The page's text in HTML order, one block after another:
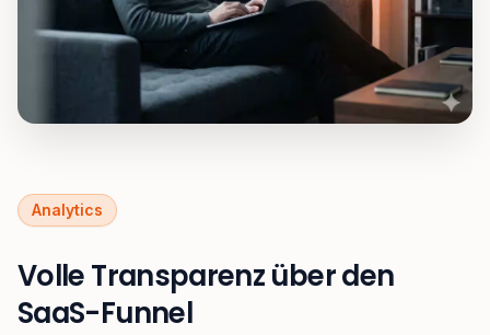
Analytics
Volle Transparenz über den
SaaS-Funnel